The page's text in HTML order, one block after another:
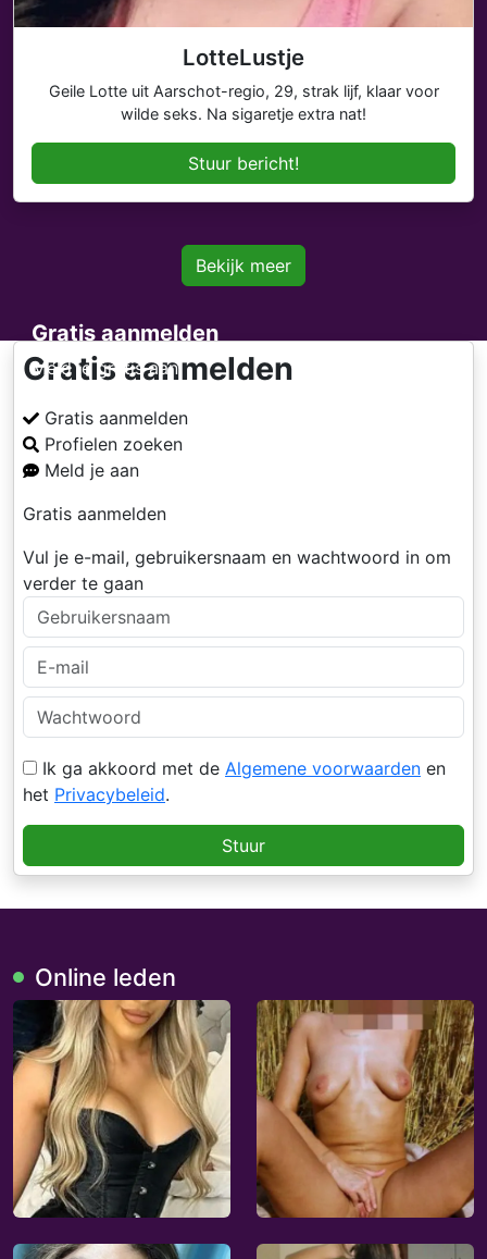
LotteLustje
Geile Lotte uit Aarschot-regio, 29, strak lijf, klaar voor
wilde seks. Na sigaretje extra nat!
Stuur bericht!
Bekijk meer
Gratis aanmelden
Meld je gratis aan
Gratis aanmelden
Gratis aanmelden
Profielen zoeken
Meld je aan
Gratis aanmelden
Vul je e-mail, gebruikersnaam en wachtwoord in om
verder te gaan
Ik ga akkoord met de Algemene voorwaarden en
het Privacybeleid.
Stuur
Online leden